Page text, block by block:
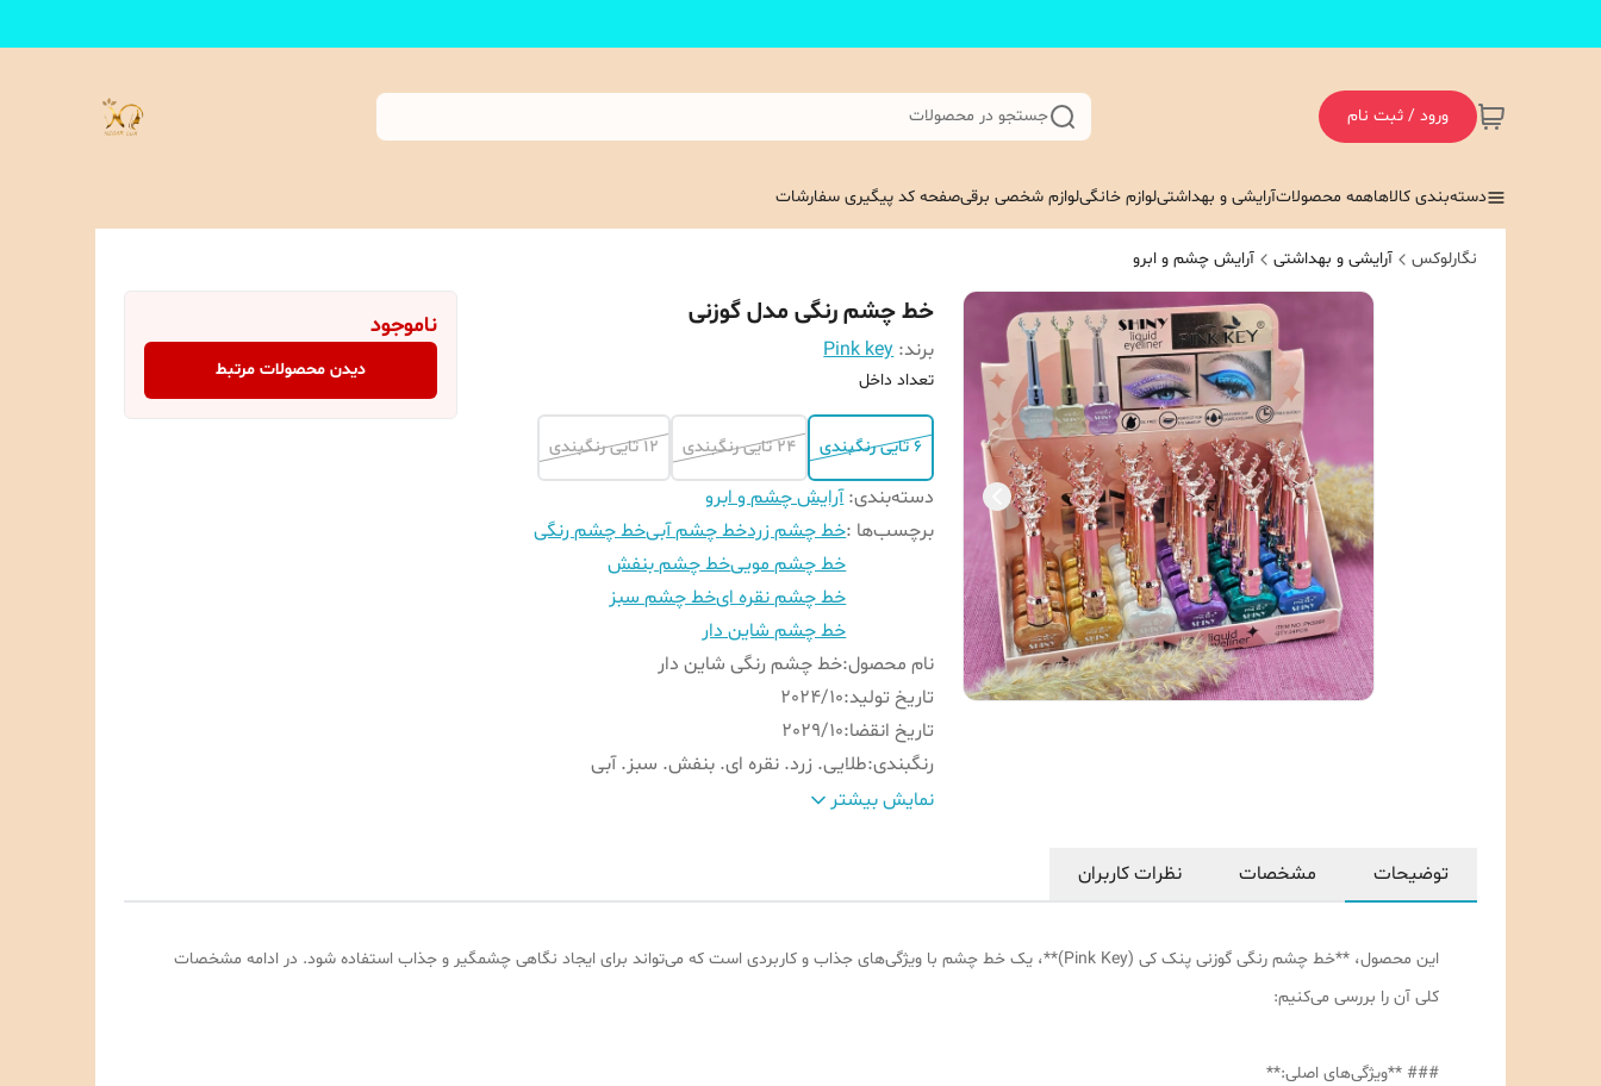
ورود / ثبت نام جستجو در محصولات
دسته‌بندی کالاهاهمه محصولاتآرایشی و بهداشتیلوازم خانگیلوازم شخصی برقیصفحه کد پیگیری سفارشات
نگارلوکس آرایشی و بهداشتی آرایش چشم و ابرو
خط چشم رنگی مدل گوزنی
برند: Pink key
تعداد داخل
6 تایی رنگبندی 24 تایی رنگبندی 12 تایی رنگبندی
دسته‌بندی:آرایش چشم و ابرو
برچسب‌ها :خط چشم زردخط چشم آبیخط چشم رنگی
خط چشم موییخط چشم بنفش
خط چشم نقره ایخط چشم سبز
خط چشم شاین دار
نام محصول:خط چشم رنگی شاین دار
تاریخ تولید:
2024/10
تاریخ انقضا:
2029/10
رنگبندی:طلایی. زرد. نقره ای. بنفش. سبز. آبی
حداقل سفارش:6 عدد رنگ‌بندی
برند:پینک کی
نمایش بیشتر
ناموجود
دیدن محصولات مرتبط
توضیحات مشخصات نظرات کاربران
این محصول، **خط چشم رنگی گوزنی پنک کی (Pink Key)**، یک خط چشم با ویژگی‌های جذاب و کاربردی است که می‌تواند برای ایجاد نگاهی چشمگیر و جذاب استفاده شود. در ادامه مشخصات
کلی آن را بررسی می‌کنیم:
### **ویژگی‌های اصلی:**